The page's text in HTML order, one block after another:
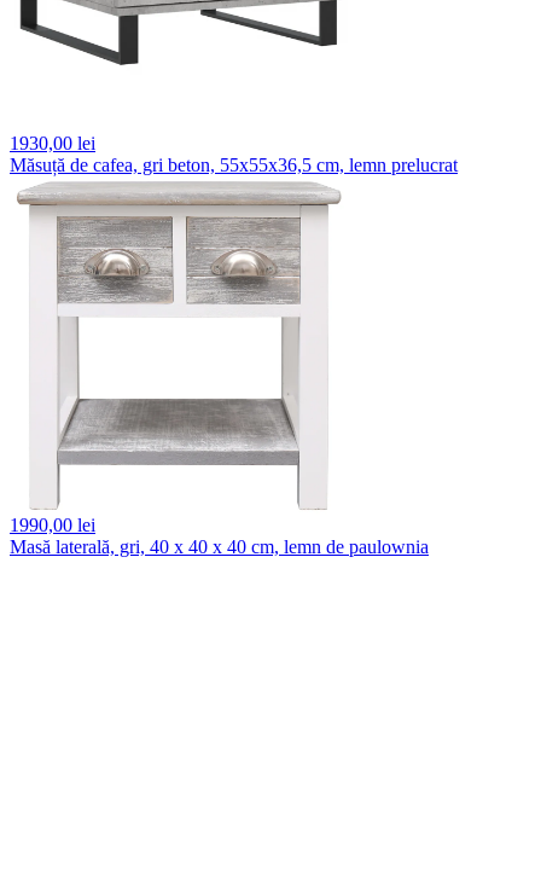
1930,00 lei
Măsuță de cafea, gri beton, 55x55x36,5 cm, lemn prelucrat
1990,00 lei
Masă laterală, gri, 40 x 40 x 40 cm, lemn de paulownia